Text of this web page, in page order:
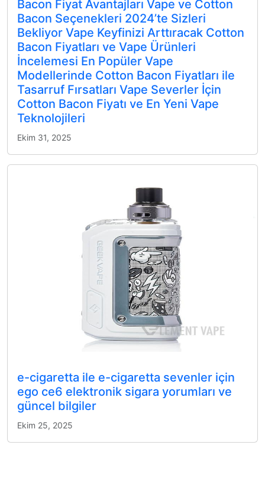
Bacon Fiyat Avantajları Vape ve Cotton
Bacon Seçenekleri 2024’te Sizleri
Bekliyor Vape Keyfinizi Arttıracak Cotton
Bacon Fiyatları ve Vape Ürünleri
İncelemesi En Popüler Vape
Modellerinde Cotton Bacon Fiyatları ile
Tasarruf Fırsatları Vape Severler İçin
Cotton Bacon Fiyatı ve En Yeni Vape
Teknolojileri
Ekim 31, 2025
e-cigaretta ile e-cigaretta sevenler için
ego ce6 elektronik sigara yorumları ve
güncel bilgiler
Ekim 25, 2025